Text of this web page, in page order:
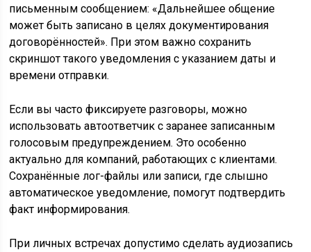
письменным сообщением: «Дальнейшее общение
может быть записано в целях документирования
договорённостей». При этом важно сохранить
скриншот такого уведомления с указанием даты и
времени отправки.
Если вы часто фиксируете разговоры, можно
использовать автоответчик с заранее записанным
голосовым предупреждением. Это особенно
актуально для компаний, работающих с клиентами.
Сохранённые лог-файлы или записи, где слышно
автоматическое уведомление, помогут подтвердить
факт информирования.
При личных встречах допустимо сделать аудиозапись